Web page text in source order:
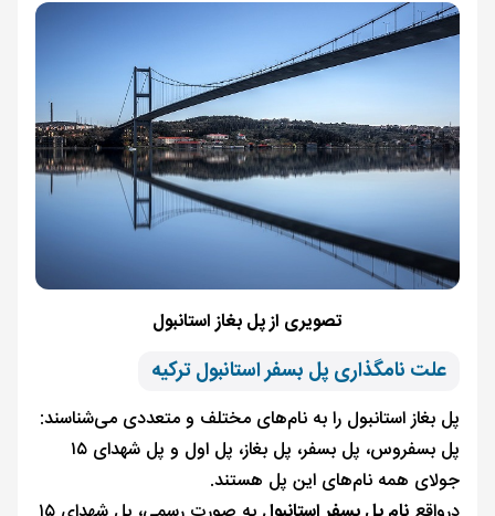
تصویری از پل بغاز استانبول
علت نامگذاری پل بسفر استانبول ترکیه
پل بغاز استانبول را به نام‌های مختلف و متعددی می‌شناسند:
پل بسفروس، پل بسفر، پل بغاز، پل اول و پل شهدای ۱۵
جولای همه نام‌های این پل هستند.